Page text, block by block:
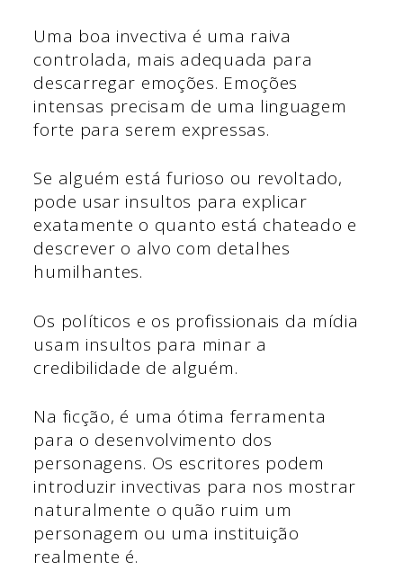
Uma boa invectiva é uma raiva
controlada, mais adequada para
descarregar emoções. Emoções
intensas precisam de uma linguagem
forte para serem expressas.
Se alguém está furioso ou revoltado,
pode usar insultos para explicar
exatamente o quanto está chateado e
descrever o alvo com detalhes
humilhantes.
Os políticos e os profissionais da mídia
usam insultos para minar a
credibilidade de alguém.
Na ficção, é uma ótima ferramenta
para o desenvolvimento dos
personagens. Os escritores podem
introduzir invectivas para nos mostrar
naturalmente o quão ruim um
personagem ou uma instituição
realmente é.